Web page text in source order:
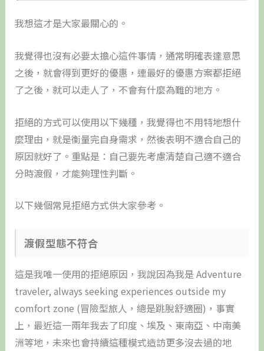
我想這才是大家最關心的。
我覺得也沒有必要太擔心這件事情，通常明確表達意思
之後，就會得到更好的優惠，連最好的優惠方案都拒絕
了之後，就可以走人了，不會有什麼為難的地方。
拒絕的方式可以使用以下幾種，我覺得也不用特地想什
麼理由，就是衡量完自身需求，然後表明不適合自己的
原因就好了。重點是：自己要先考慮清楚自己適不適合
分時渡假，才能夠理性判斷。
以下幾個常見拒絕方式供大家參考。
​渡假型態不符合
這是我唯一使用的拒絕原因，我說因為我是 Adventure
traveler, always seeking experiences outside my
comfort zone (冒險型旅人，總是跳脫舒適圈)，事實
上，最近這一兩年我去了印度、埃及、東南亞、中南美
洲等地，未來也會持續這種模式造訪更多沒去過的地